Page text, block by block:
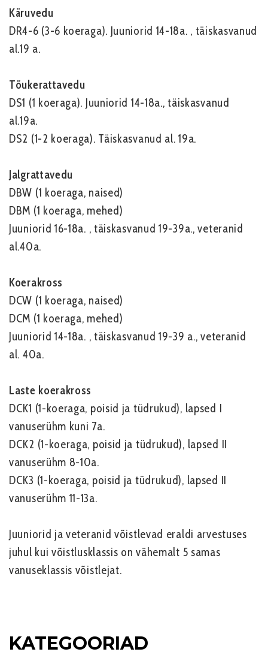
Käruvedu
DR4-6 (3-6 koeraga). Juuniorid 14-18a. , täiskasvanud
al.19 a.
Tõukerattavedu
DS1 (1 koeraga). Juuniorid 14-18a., täiskasvanud
al.19a.
DS2 (1-2 koeraga). Täiskasvanud al. 19a.
Jalgrattavedu
DBW (1 koeraga, naised)
DBM (1 koeraga, mehed)
Juuniorid 16-18a. , täiskasvanud 19-39a., veteranid
al.40a.
Koerakross
DCW (1 koeraga, naised)
DCM (1 koeraga, mehed)
Juuniorid 14-18a. , täiskasvanud 19-39 a., veteranid
al. 40a.
Laste koerakross
DCK1 (1-koeraga, poisid ja tüdrukud), lapsed I
vanuserühm kuni 7a.
DCK2 (1-koeraga, poisid ja tüdrukud), lapsed II
vanuserühm 8-10a.
DCK3 (1-koeraga, poisid ja tüdrukud), lapsed II
vanuserühm 11-13a.
Juuniorid ja veteranid võistlevad eraldi arvestuses
juhul kui võistlusklassis on vähemalt 5 samas
vanuseklassis võistlejat.
KATEGOORIAD